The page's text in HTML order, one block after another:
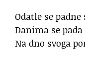
Odatle se
Danima se
Na dno svoga